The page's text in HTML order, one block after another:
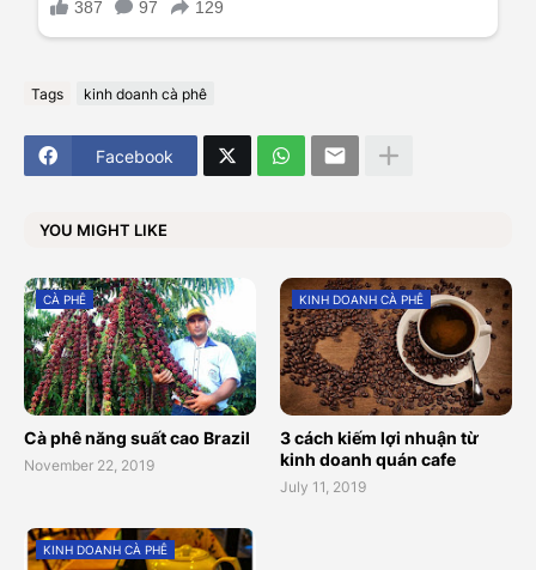
Tags kinh doanh cà phê
Facebook
YOU MIGHT LIKE
CÀ PHÊ
Cà phê năng suất cao Brazil
November 22, 2019
KINH DOANH CÀ PHÊ
3 cách kiếm lợi nhuận từ
kinh doanh quán cafe
July 11, 2019
KINH DOANH CÀ PHÊ